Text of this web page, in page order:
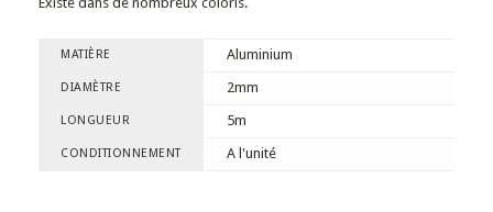
MATIÈRE Aluminium
DIAMÈTRE 2mm
LONGUEUR 5m
CONDITIONNEMENT A l'unité